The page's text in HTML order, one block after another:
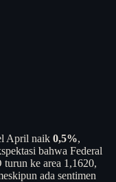
April naik 0,5%,
bahwa Federal
ke area 1,1620,
ada sentimen